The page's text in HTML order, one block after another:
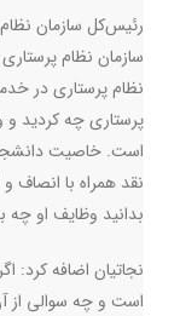
سازمان نظام
نظام پرستاری در
است. خاصیت
نقد همراه با انصاف
بدانید وظایف او
نجاتیان اضافه کرد:‌
است و چه سوالی از